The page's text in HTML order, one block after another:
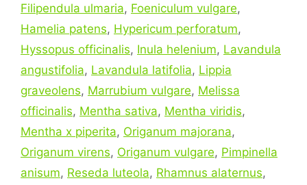
Filipendula ulmaria, Foeniculum vulgare,
Hamelia patens, Hypericum perforatum,
Hyssopus officinalis, Inula helenium, Lavandula
angustifolia, Lavandula latifolia, Lippia
graveolens, Marrubium vulgare, Melissa
officinalis, Mentha sativa, Mentha viridis,
Mentha x piperita, Origanum majorana,
Origanum virens, Origanum vulgare, Pimpinella
anisum, Reseda luteola, Rhamnus alaternus,